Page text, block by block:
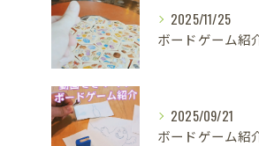
2025/11/25
2025/09/21